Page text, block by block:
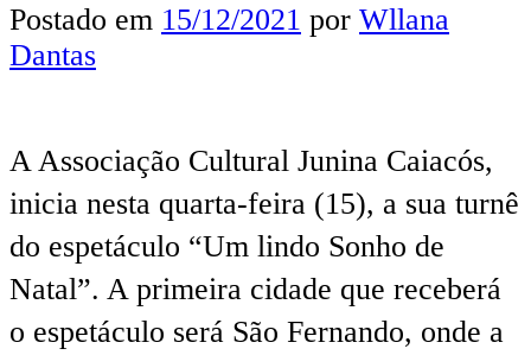
Postado em 15/12/2021 por Wllana
Dantas
A Associação Cultural Junina Caiacós,
inicia nesta quarta-feira (15), a sua turnê
do espetáculo “Um lindo Sonho de
Natal”. A primeira cidade que receberá
o espetáculo será São Fernando, onde a